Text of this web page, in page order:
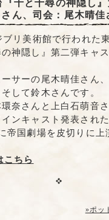
『千と千尋の神隠し
ん、司会：尾木晴佳
リ美術館で行われた
神隠し』第二弾キャ
サーの尾木晴佳さん
して鈴木さんです。
奈さんと上白石萌音
ンキャスト発表され
帝国劇場を皮切りに上
こちら
»ポッ